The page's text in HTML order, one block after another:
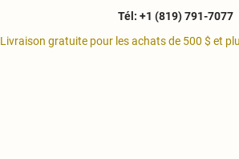
Tél: +1 (819) 791-7077
Livraison gratuite pour les achats de 500 $ et